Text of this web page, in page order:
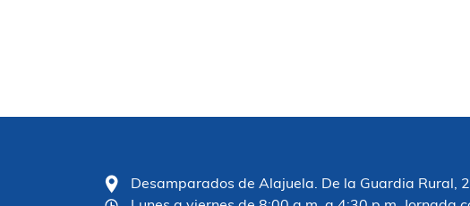
Desamparados de Alajuela. De la Guardia Rural,